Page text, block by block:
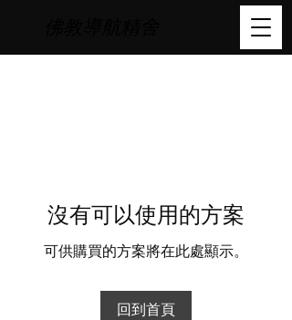
沒有可以使用的方案
可供購買的方案將在此處顯示。
回到首頁